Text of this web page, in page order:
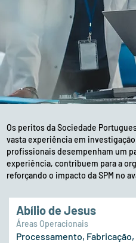
Os peritos da Sociedade
vasta experiência em
profissionais desempenham um
experiência, contribuem para a
reforçando o impacto da SPM no
Abílio de Jesus
Áreas Operacionais
Processamento,